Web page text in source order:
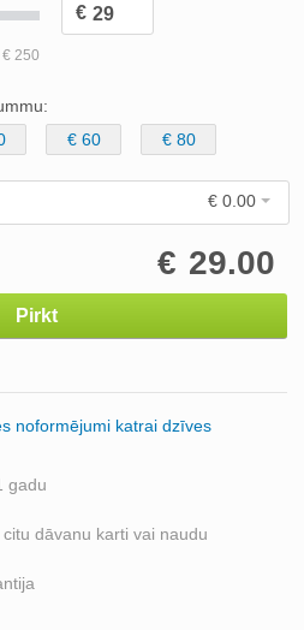
€ 60 € 80
€ 0.00
29.00
€
Pirkt
noformējumi katrai dzīves
gadu
dāvanu karti vai naudu